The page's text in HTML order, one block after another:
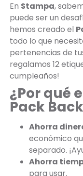
En Stampa,
puede ser un
hemos creado el
todo lo que
pertenencias de
regalamos 12
cumpleaños!
¿Por qué
Pack
Ahorra
económico
separado.
Ahorra
para usar.